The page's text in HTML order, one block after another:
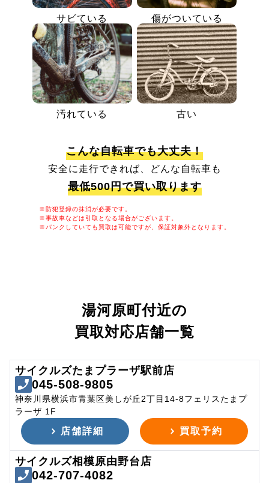
サビている 傷がついている
汚れている 古い
こんな自転車でも大丈夫！
安全に走行できれば、どんな自転車も
最低500円で買い取ります
※防犯登録の抹消が必要です。
※事故車などは引取となる場合がございます。
※パンクしていても買取は可能ですが、保証対象外となります。
湯河原町付近の
買取対応店舗一覧
サイクルズたまプラーザ駅前店
045-508-9805
神奈川県横浜市青葉区美しが丘2丁目14-8フェリスたまプ
ラーザ 1F
店舗詳細 買取予約
サイクルズ相模原由野台店
042-707-4082